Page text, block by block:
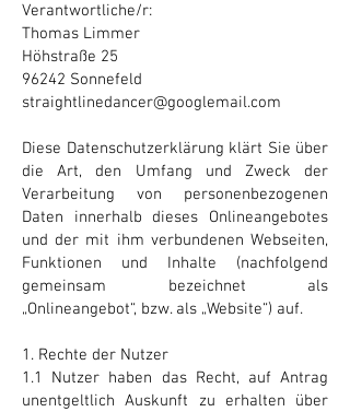
Verantwortliche/r:
Thomas Limmer
Höhstraße 25
96242 Sonnefeld
straightlinedancer@googlemail.com
Diese Datenschutzerklärung klärt Sie über
die Art, den Umfang und Zweck der
Verarbeitung von personenbezogenen
Daten innerhalb dieses Onlineangebotes
und der mit ihm verbundenen Webseiten,
Funktionen und Inhalte (nachfolgend
gemeinsam bezeichnet als
„Onlineangebot“, bzw. als „Website“) auf.
1. Rechte der Nutzer
1.1 Nutzer haben das Recht, auf Antrag
unentgeltlich Auskunft zu erhalten über